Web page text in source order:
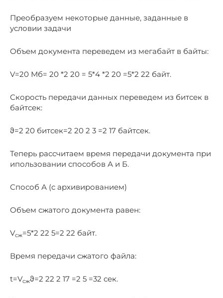
Преобразуем некоторые данные, заданные в
условии задачи
Объем документа переведем из мегабайт в байты:
V=20 Мб= 20 *2 20 = 5*4 *2 20 =5*2 22 байт.
Скорость передачи данных переведем из битсек в
байтсек:
ϑ=2 20 битсек=2 20 2 3 =2 17 байтсек.
Теперь рассчитаем время передачи документа при
ипользовании способов А и Б.
Способ А (с архивированием)
Объем сжатого документа равен:
Vсж=5*2 22 5=2 22 байт.
Время передачи сжатого файла:
t=Vсжϑ=2 22 2 17 =2 5 =32 сек.